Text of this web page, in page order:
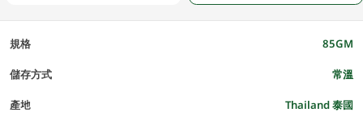
規格 85GM
儲存方式 常溫
產地 Thailand 泰國